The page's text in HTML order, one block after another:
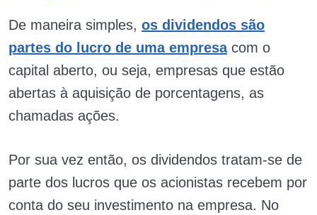
De maneira simples, os dividendos são
partes do lucro de uma empresa com o
capital aberto, ou seja, empresas que estão
abertas à aquisição de porcentagens, as
chamadas ações.
Por sua vez então, os dividendos tratam-se de
parte dos lucros que os acionistas recebem por
conta do seu investimento na empresa. No